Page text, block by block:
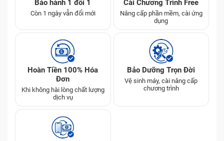
viền của điện thoại Xiaomi là một trong những lỗi phổ
Tương tự, sự ngắt kết nối Wifi yếu và đột ngột có thể
là do xung đột phần mềm, lỗi của IP Wifi hay lỗi phần
cứng, hay IC wifi trên main có thể bị hư hỏng, hay có
bị rớt xuống nước. Để khắc phục các vấn đề này, Quý
khách cần tìm một trung tâm sửa chữa điện thoại uy
tín.
Bảo hành 1 đổi 1
Còn 1 ngày vẫn đổi mới
Cài Chương Trình Free
Nâng cấp phần mềm, cài ứng
dụng
Hoàn Tiền 100% Hóa
Đơn
Khi không hài lòng chất lượng
dịch vụ
Bảo Dưỡng Trọn Đời
Vệ sinh máy, cài nâng cấp
chương trình